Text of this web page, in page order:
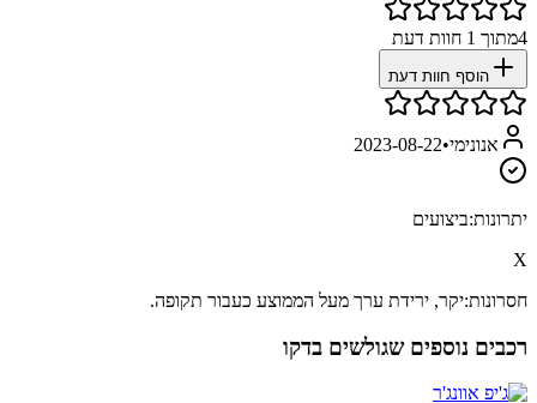
4מתוך 1 חוות דעת
הוסף חוות דעת
אנונימי•
2023-08-22
יתרונות:ביצועים
X
חסרונות:יקר, ירידת ערך מעל הממוצע כעבור תקופה.
רכבים נוספים שגולשים בדקו